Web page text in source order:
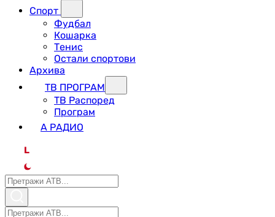
Спорт
Фудбал
Кошарка
Тенис
Остали спортови
Архива
ТВ ПРОГРАМ
ТВ Распоред
Програм
А РАДИО
L